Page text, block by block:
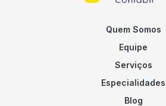
Quem Somos
Equipe
Serviços
Especialidades
Blog